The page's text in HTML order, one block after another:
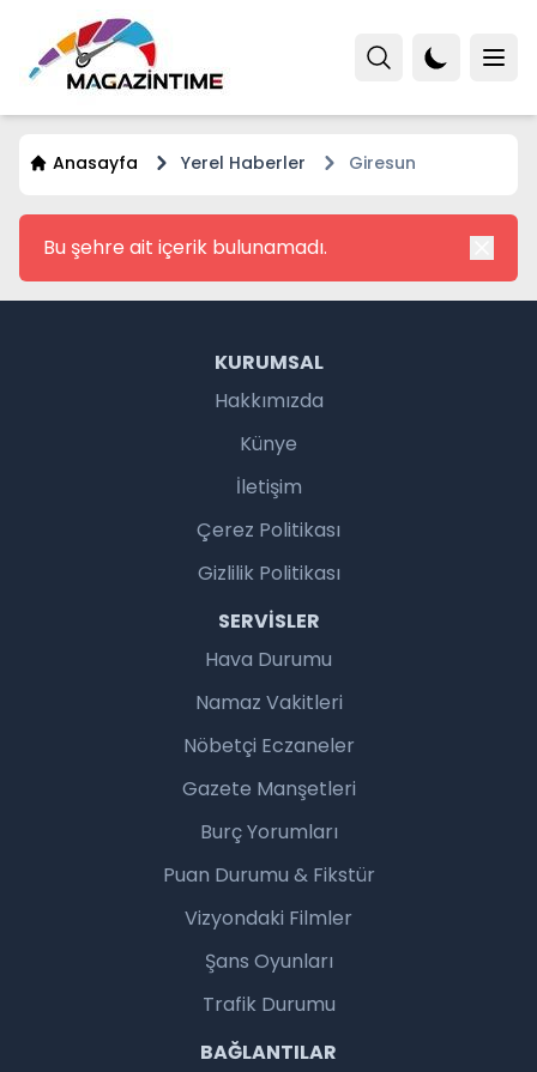
Anasayfa Yerel Haberler Giresun
Bu şehre ait içerik bulunamadı.
KURUMSAL
Hakkımızda
Künye
İletişim
Çerez Politikası
Gizlilik Politikası
SERVISLER
Hava Durumu
Namaz Vakitleri
Nöbetçi Eczaneler
Gazete Manşetleri
Burç Yorumları
Puan Durumu & Fikstür
Vizyondaki Filmler
Şans Oyunları
Trafik Durumu
BAĞLANTILAR